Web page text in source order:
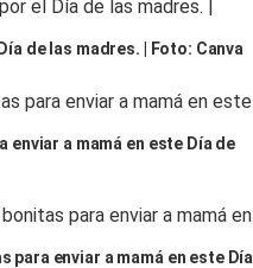
de las madres. | Foto: Canva
a mamá en este Día de
enviar a mamá en este Día